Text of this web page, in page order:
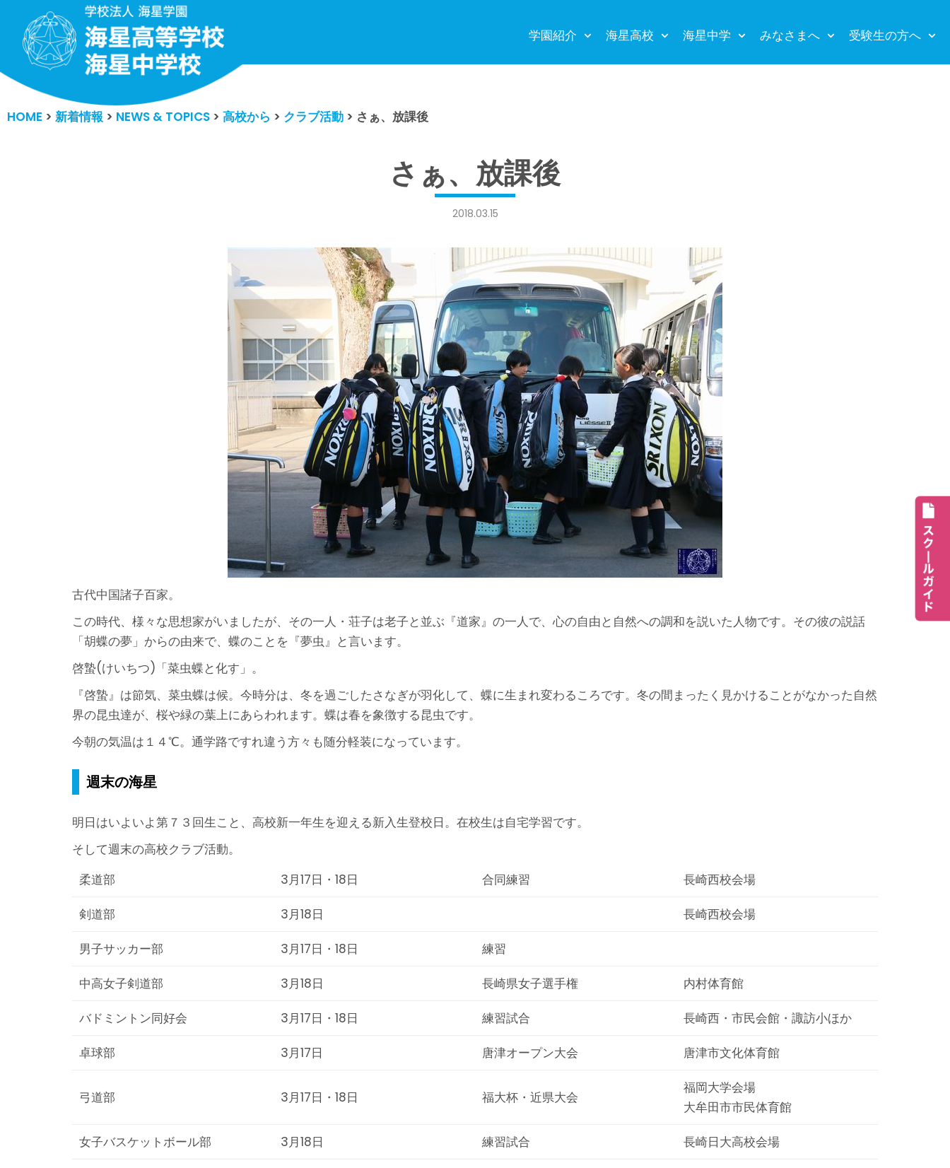
コ
テ
ツ
学園紹介 海星高校 海星中学 みなさまへ 受験生の方へ
HOME > 新着情報> NEWS & TOPICS > 高校から > クラブ活動 > さぁ、放課後
さぁ、放課後
2018.03.15
古代中国諸子百家。
この時代、様々な思想家がいましたが、その一人・荘子は老子と並ぶ『道家』の一人で、心の自由と自然への調和を説いた人物です。その彼の説話
「胡蝶の夢」からの由来で、蝶のことを『夢虫』と言います。
啓蟄(けいちつ)「菜虫蝶と化す」。
『啓蟄』は節気、菜虫蝶は候。今時分は、冬を過ごしたさなぎが羽化して、蝶に生まれ変わるころです。冬の間まったく見かけることがなかった自然
界の昆虫達が、桜や緑の葉上にあらわれます。蝶は春を象徴する昆虫です。
今朝の気温は１４℃。通学路ですれ違う方々も随分軽装になっています。
週末の海星
明日はいよいよ第７３回生こと、高校新一年生を迎える新入生登校日。在校生は自宅学習です。
そして週末の高校クラブ活動。
柔道部
3月17日・18日 合同練習 長崎西校会場
剣道部 3月18日 長崎西校会場
男子サッカー部 3月17日・18日 練習
中高女子剣道部 3月18日 長崎県女子選手権 内村体育館
バドミントン同好会 3月17日・18日 練習試合 長崎西・市民会館・諏訪小ほか
卓球部 3月17日 唐津オープン大会 唐津市文化体育館
弓道部 3月17日・18日 福大杯・近県大会
福岡大学会場
大牟田市市民体育館
女子バスケットボール部 3月18日 練習試合 長崎日大高校会場